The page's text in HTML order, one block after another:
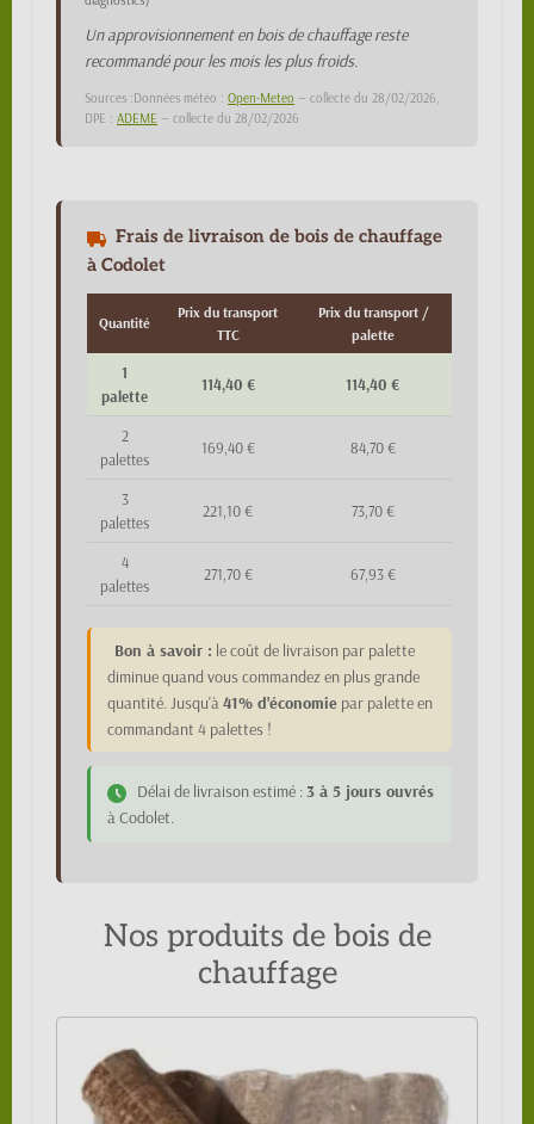
Un approvisionnement en bois de chauffage reste
recommandé pour les mois les plus froids.
Sources :Données météo : Open-Meteo — collecte du 28/02/2026,
DPE : ADEME — collecte du 28/02/2026
Frais de livraison de bois de chauffage
à Codolet
Quantité
Prix du transport
TTC
Prix du transport /
palette
1
palette
114,40 € 114,40 €
2
palettes
169,40 € 84,70 €
3
palettes
221,10 € 73,70 €
4
palettes
271,70 € 67,93 €
Bon à savoir : le coût de livraison par palette
diminue quand vous commandez en plus grande
quantité. Jusqu'à41% d'économie par palette en
commandant 4 palettes !
Délai de livraison estimé : 3 à 5 jours ouvrés
à Codolet.
Nos produits de bois de
chauffage